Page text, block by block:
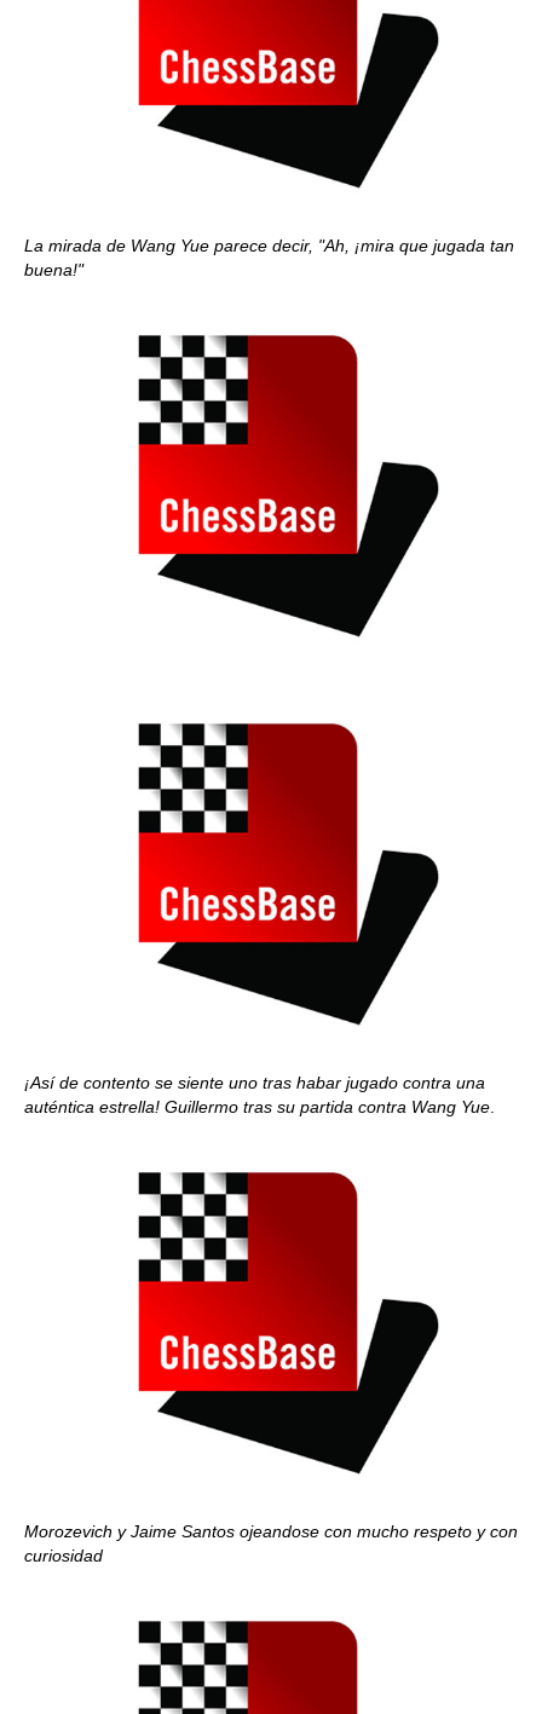
La mirada de Wang Yue parece decir, "Ah, ¡mira que jugada tan
buena!"
¡Así de contento se siente uno tras habar jugado contra una
auténtica estrella! Guillermo tras su partida contra Wang Yue
Morozevich y Jaime Santos ojeandose con mucho respeto y con
curiosidad